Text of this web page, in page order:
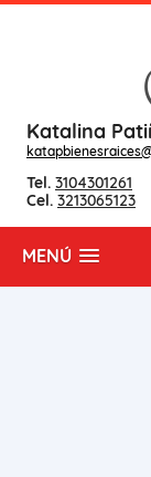
Katalina
Tel. 3104301261
Cel. 3213065123
MENÚ